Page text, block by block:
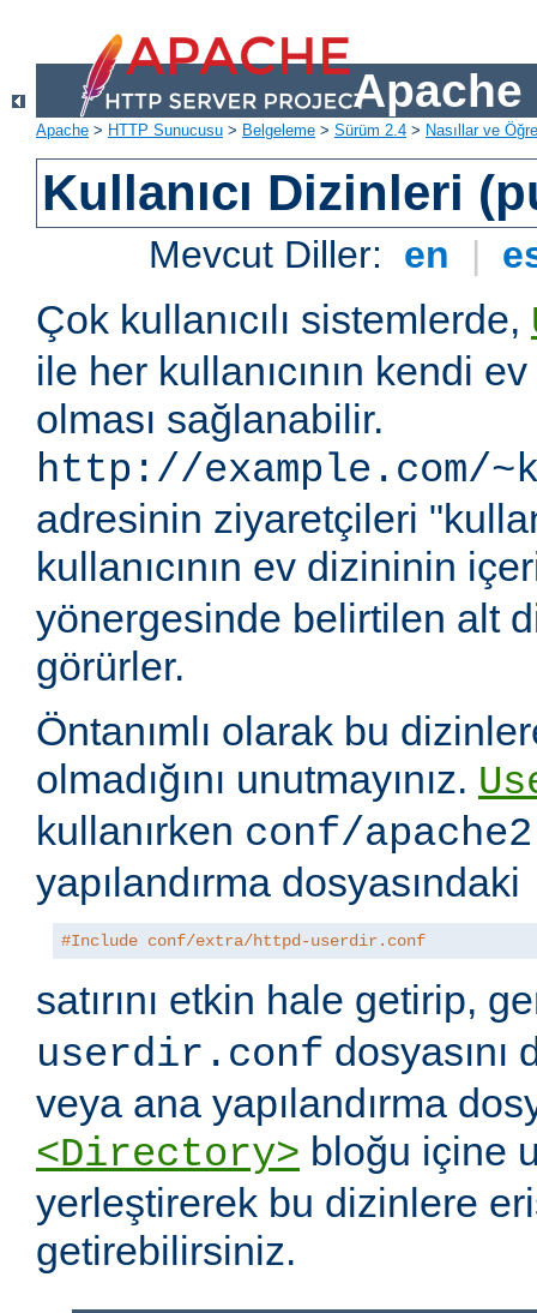
Apache
Apache > HTTP Sunucusu > Belgeleme > Sürüm 2.4 > Nasıllar ve
Kullanıcı Dizinleri
Mevcut Diller: en |
Çok kullanıcılı sistemlerde,
ile her kullanıcının kendi
olması sağlanabilir.
http://example.com/
adresinin ziyaretçileri
kullanıcının ev dizininin
yönergesinde belirtilen alt
görürler.
Öntanımlı olarak bu
olmadığını unutmayınız.
kullanırken conf/
yapılandırma dosyasındaki
#Include conf/extra/httpd-userdir.conf
satırını etkin hale getirip,
userdir.conf dosyasını
veya ana yapılandırma
<Directory> bloğu içine
yerleştirerek bu dizinlere
getirebilirsiniz.